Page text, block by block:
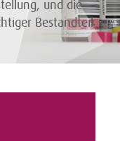
und die
Bestandteil